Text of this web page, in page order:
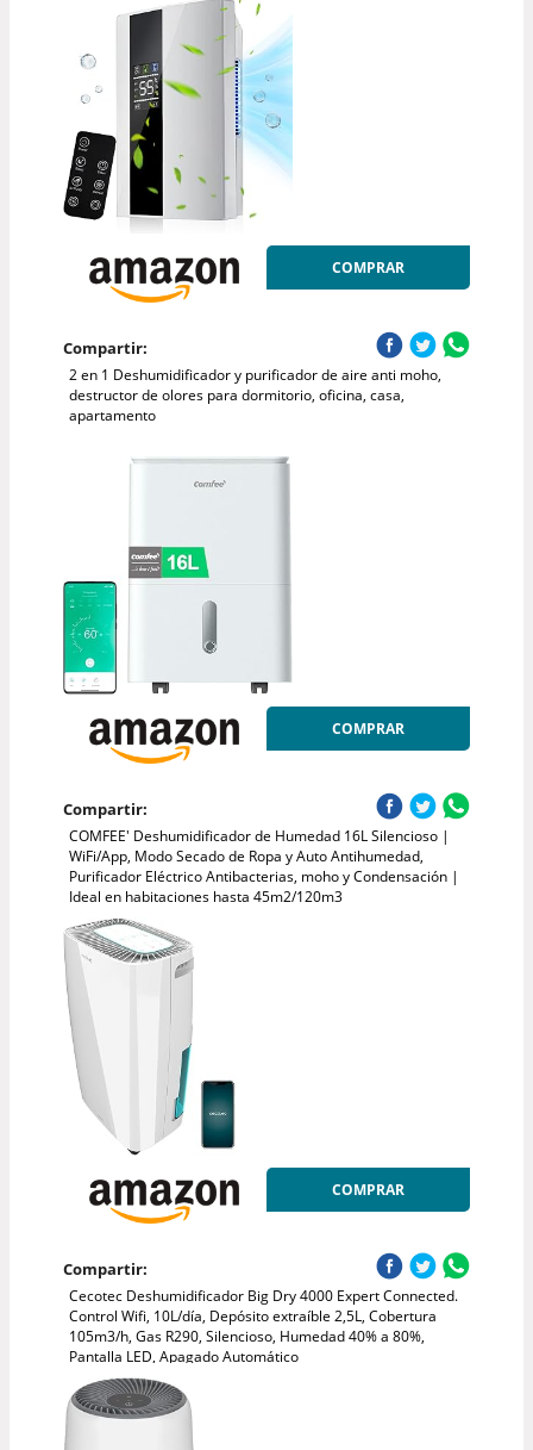
COMPRAR
Compartir:
2 en 1 Deshumidificador y purificador de aire anti moho,
destructor de olores para dormitorio, oficina, casa,
apartamento
COMPRAR
Compartir:
COMFEE' Deshumidificador de Humedad 16L Silencioso |
WiFi/App, Modo Secado de Ropa y Auto Antihumedad,
Purificador Eléctrico Antibacterias, moho y Condensación |
Ideal en habitaciones hasta 45m2/120m3
COMPRAR
Compartir:
Cecotec Deshumidificador Big Dry 4000 Expert Connected.
Control Wifi, 10L/día, Depósito extraíble 2,5L, Cobertura
105m3/h, Gas R290, Silencioso, Humedad 40% a 80%,
Pantalla LED, Apagado Automático